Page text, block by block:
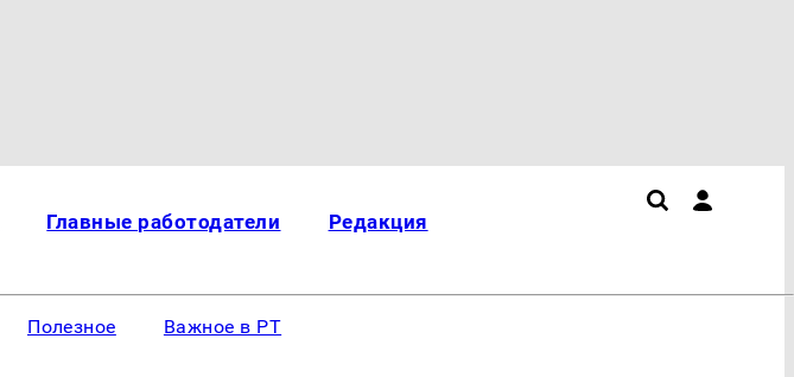
Главные работодатели Редакция
Полезное Важное в РТ